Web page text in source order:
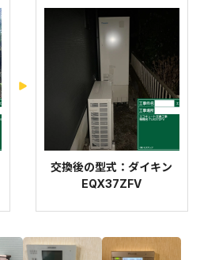
交換後の型式：ダイキン
EQX37ZFV